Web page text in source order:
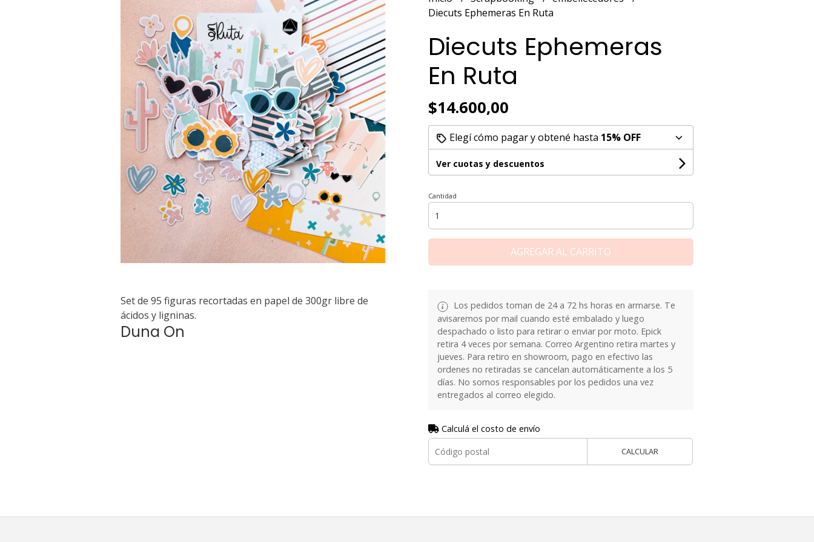
Set de 95 figuras recortadas en papel de 300gr libre de
ácidos y ligninas.
Duna On
Diecuts Ephemeras En Ruta
Diecuts Ephemeras
En Ruta
$14.600,00
Elegí cómo pagar y obtené hasta 15% OFF
Ver cuotas y descuentos
Cantidad
AGREGAR AL CARRITO
Los pedidos toman de 24 a 72 hs horas en armarse. Te
avisaremos por mail cuando esté embalado y luego
despachado o listo para retirar o enviar por moto. Epick
retira 4 veces por semana. Correo Argentino retira martes y
jueves. Para retiro en showroom, pago en efectivo las
ordenes no retiradas se cancelan automáticamente a los 5
días. No somos responsables por los pedidos una vez
entregados al correo elegido.
Calculá el costo de envío
CALCULAR